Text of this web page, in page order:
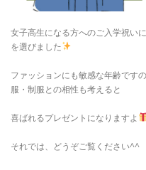
女子高生になる方へのご入学祝い
を選びました
ファッションにも敏感な年齢です
服・制服との相性も考えると
喜ばれるプレゼントになりますよ
それでは、どうぞご覧ください^^